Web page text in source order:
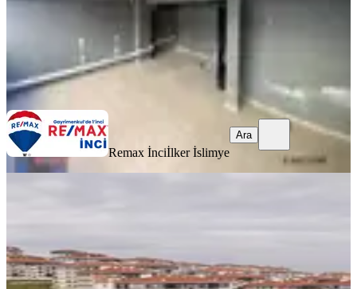
İlker İslimye
Ara
Remax İnciİlker İslimye
Ara
1 Oda·53 m²·Düz Giriş (Zemin)·11.04.2026